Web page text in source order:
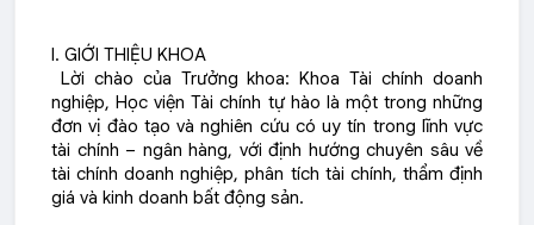
I. GIỚI THIỆU KHOA
Lời chào của Trưởng khoa: Khoa Tài chính doanh
nghiệp, Học viện Tài chính tự hào là một trong những
đơn vị đào tạo và nghiên cứu có uy tín trong lĩnh vực
tài chính – ngân hàng, với định hướng chuyên sâu về
tài chính doanh nghiệp, phân tích tài chính, thẩm định
giá và kinh doanh bất động sản.